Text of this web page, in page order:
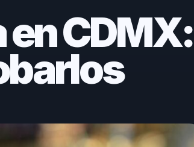
en CDMX: